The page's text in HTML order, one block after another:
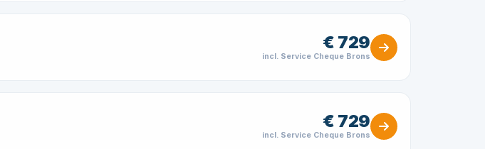
€ 729
incl. Service Cheque Brons
€ 729
incl. Service Cheque Brons